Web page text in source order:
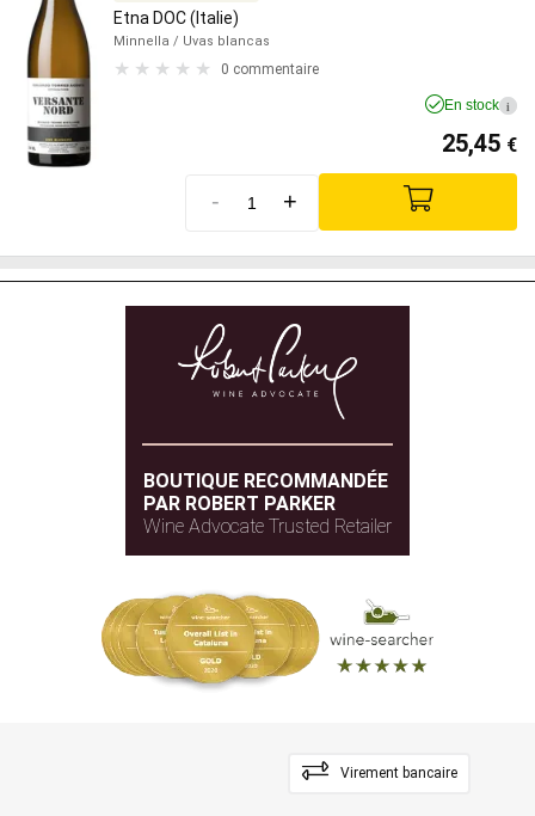
Etna DOC (Italie)
Minnella / Uvas blancas
0 commentaire
En stock i
25,45 €
- +
BOUTIQUE RECOMMANDÉE
PAR ROBERT PARKER
Wine Advocate Trusted Retailer
Virement bancaire